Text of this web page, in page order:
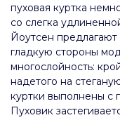
пуховая куртка
со слегка
Йоутсен предлагают
гладкую стороны
многослойность:
надетого на
куртки выполнены с
Пуховик